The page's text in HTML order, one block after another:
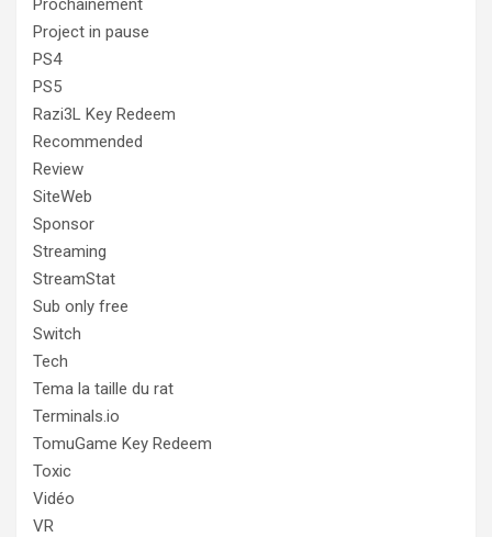
Prochainement
Project in pause
PS4
PS5
Razi3L Key Redeem
Recommended
Review
SiteWeb
Sponsor
Streaming
StreamStat
Sub only free
Switch
Tech
Tema la taille du rat
Terminals.io
TomuGame Key Redeem
Toxic
Vidéo
VR